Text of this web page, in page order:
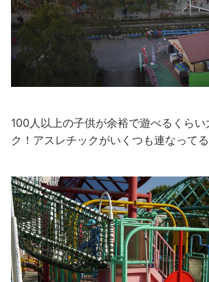
100人以上の子供が余裕で遊べるくら
ク！アスレチックがいくつも連なってる